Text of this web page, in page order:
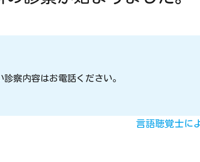
察内容はお電話ください。
言語聴覚士に